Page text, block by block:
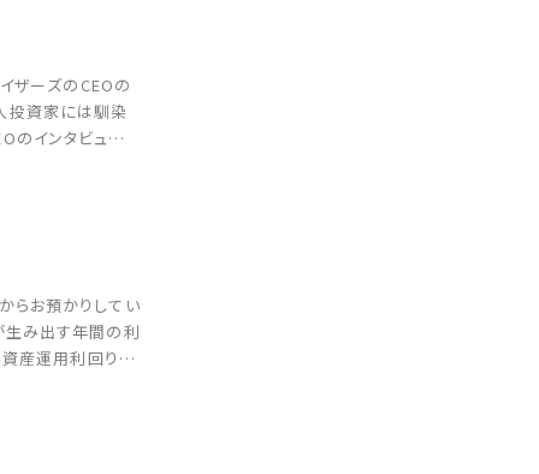
ザーズのCEOの
投資家には馴染
のインタビュー
らお預かりしてい
生み出す年間の利
資産運用利回り